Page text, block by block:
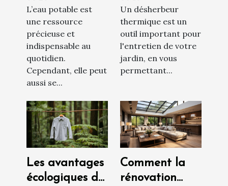
L’eau potable est
une ressource
précieuse et
indispensable au
quotidien.
Cependant, elle peut
aussi se...
Un désherbeur
thermique est un
outil important pour
l'entretien de votre
jardin, en vous
permettant...
Les avantages
écologiques de
Comment la
rénovation